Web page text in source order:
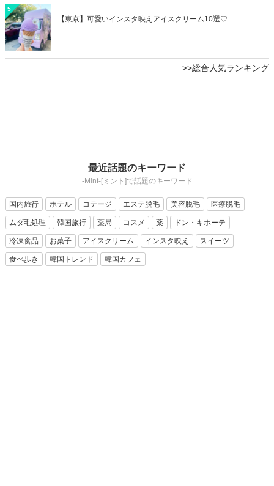
5
【東京】可愛いインスタ映えアイスクリーム10選♡
>>総合人気ランキング
最近話題のキーワード
-Mint-[ミント]で話題のキーワード
国内旅行 ホテル コテージ エステ脱毛 美容脱毛 医療脱毛
ムダ毛処理 韓国旅行 薬局 コスメ 薬 ドン・キホーテ
冷凍食品 お菓子 アイスクリーム インスタ映え スイーツ
食べ歩き 韓国トレンド 韓国カフェ